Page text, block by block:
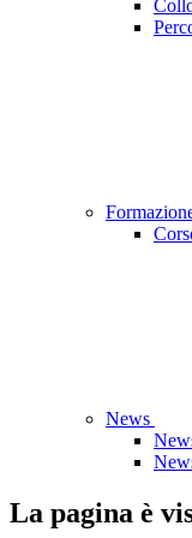
News
La pagina è